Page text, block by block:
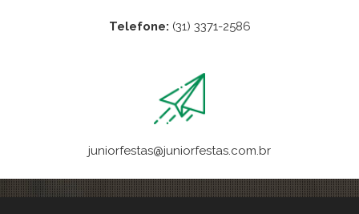
Telefone: (31) 3371-2586
juniorfestas@juniorfestas.com.br